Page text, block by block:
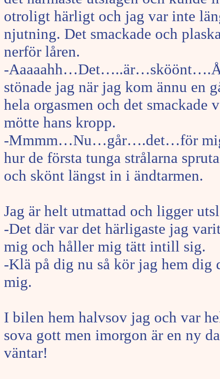
otroligt härligt och jag var inte
njutning. Det smackade och
nerför låren.
-
stönade jag när jag kom ännu en
hela orgasmen och det
mötte hans kropp.
-Mmmm…Nu…går….det…för
hur de första tunga strålarna
och skönt längst in i ändtarmen.
Jag är helt utmattad och ligger
-Det där var det härligaste jag
mig och håller mig tätt intill sig.
-Klä på dig nu så kör jag hem dig
mig.
I bilen hem halvsov jag och var
sova gott men imorgon är en ny
väntar!